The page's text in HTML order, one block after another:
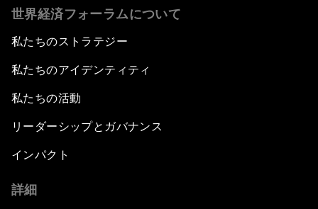
世界経済フォーラムについて
私たちのストラテジー
私たちのアイデンティティ
私たちの活動
リーダーシップとガバナンス
インパクト
詳細